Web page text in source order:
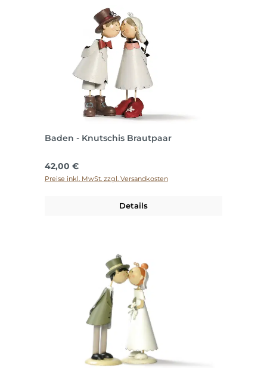
Baden - Knutschis Brautpaar
Regulärer Preis:
42,00 €
Preise inkl. MwSt. zzgl. Versandkosten
Details